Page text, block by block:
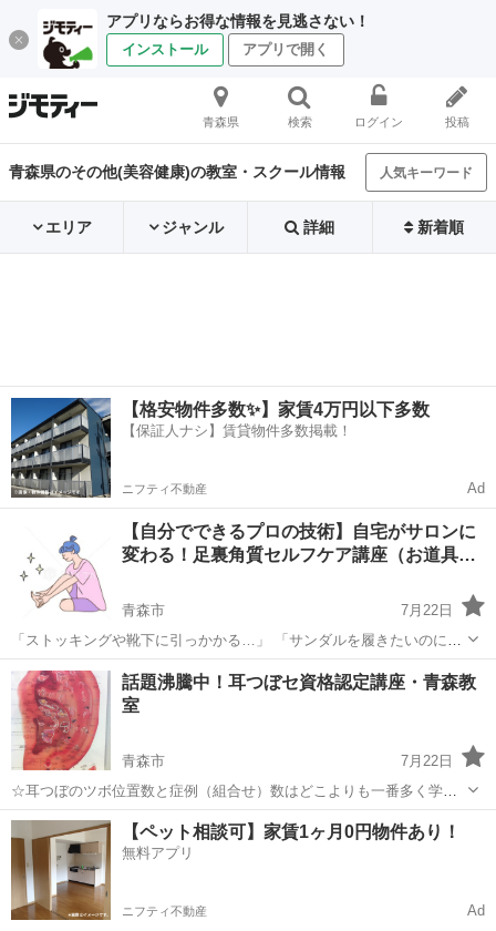
アプリならお得な情報を見逃さない！
インストール アプリで開く
青森県 検索 ログイン 投稿
青森県のその他(美容健康)の教室・スクール情報 人気キーワード
エリア ジャンル 詳細 新着順
【格安物件多数✨】家賃4万円以下多数
【保証人ナシ】賃貸物件多数掲載！
ニフティ不動産 Ad
【自分でできるプロの技術】自宅がサロンに
変わる！足裏角質セルフケア講座（お道具…
青森市
7月22日
「ストッキングや靴下に引っかかる…」 「サンダルを履きたいのに、
かかとのガサガサが気になる…」 「お風呂上がりに削ったり、市販の
ケアをしても、一時的にキレイになるだけで気づけばすぐに元通
り……」 そんな経験はありませんか？...
青森 青森市 その他 角質
話題沸騰中！耳つぼセ資格認定講座・青森教
室
青森市
7月22日
☆耳つぼのツボ位置数と症例（組合せ）数はどこよりも一番多く学べ
ます！！ 耳つぼのツボ位置数と症例（組合せ）数はどこよりも一番多
く学べます！！ ※他では学べない五行に合わせた耳つぼ・五行に合わ
せた薬膳食品・耳リフレ...
青森 青森市 その他 つぼ
【ペット相談可】家賃1ヶ月0円物件あり！
無料アプリ
ニフティ不動産 Ad